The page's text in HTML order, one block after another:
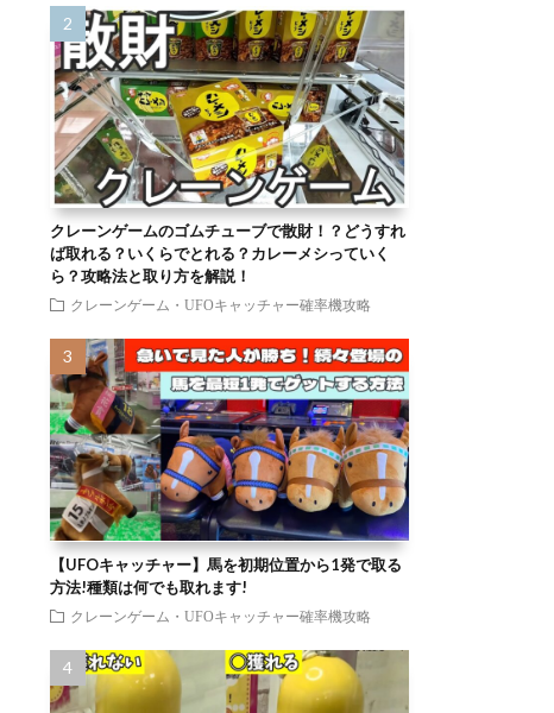
クレーンゲームのゴムチューブで散財！？どうすれ
ば取れる？いくらでとれる？カレーメシっていく
ら？攻略法と取り方を解説！
クレーンゲーム・UFOキャッチャー確率機攻略
【UFOキャッチャー】馬を初期位置から1発で取る
方法!種類は何でも取れます!
クレーンゲーム・UFOキャッチャー確率機攻略